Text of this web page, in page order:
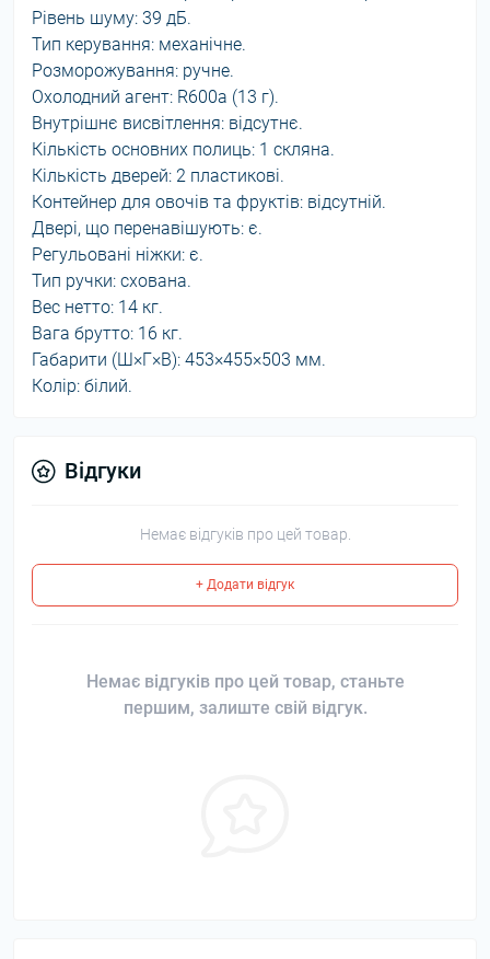
Рівень шуму: 39 дБ.
Тип керування: механічне.
Розморожування: ручне.
Охолодний агент: R600a (13 г).
Внутрішнє висвітлення: відсутнє.
Кількість основних полиць: 1 скляна.
Кількість дверей: 2 пластикові.
Контейнер для овочів та фруктів: відсутній.
Двері, що перенавішують: є.
Регульовані ніжки: є.
Тип ручки: схована.
Вес нетто: 14 кг.
Вага брутто: 16 кг.
Габарити (Ш×Г×В): 453×455×503 мм.
Колір: білий.
Відгуки
Немає відгуків про цей товар.
+ Додати відгук
Немає відгуків про цей товар, станьте
першим, залиште свій відгук.